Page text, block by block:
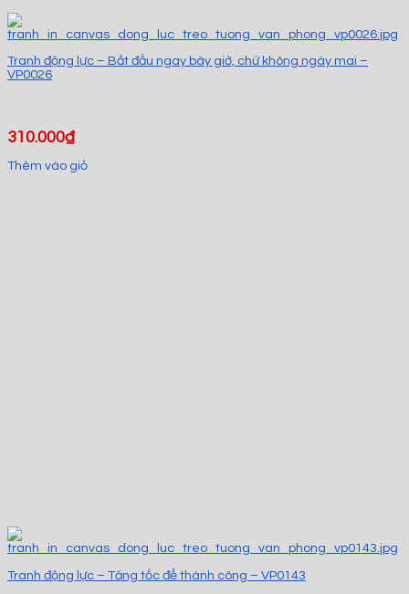
Tranh động lực – Bắt đầu ngay bây giờ, chứ không ngày mai –
VP0026
310.000₫
Thêm vào giỏ
Tranh động lực – Tăng tốc để thành công – VP0143